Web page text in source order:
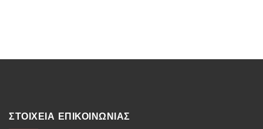
ΣΤΟΙΧΕΙΑ ΕΠΙΚΟΙΝΩΝΙΑΣ